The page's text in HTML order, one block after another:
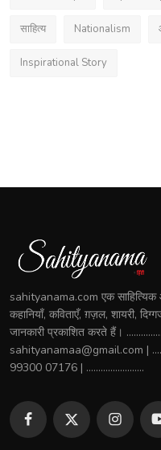
साहित्य Nationalism
Inspirational Story
sahityanama.com एक साहित्यिक
कहानियाँ, कविताएँ, ग़ज़ल, शायरी,
जानकारी प्रकाशित करते हैं।
sahityanamaa@gmail.com |
99300 07176 | ........................